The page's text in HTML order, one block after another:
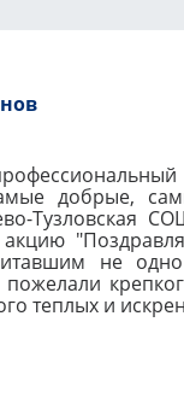
добрые,
Тузловская
не
теплых и